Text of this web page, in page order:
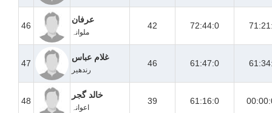
46
عرفان
ملوانہ
42 72:44:0
47
غلام عباس
رندھیر
46 61:47:0
48
خالد گجر
اعوانہ
39 61:16:0